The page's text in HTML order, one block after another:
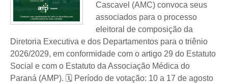
Cascavel (AMC) convoca seus
associados para o processo
eleitoral de composição da
Diretoria Executiva e dos Departamentos para o triênio
2026/2029, em conformidade com o artigo 29 do Estatuto
Social e com o Estatuto da Associação Médica do
Paraná (AMP). 🗓️ Período de votação: 10 a 17 de agosto